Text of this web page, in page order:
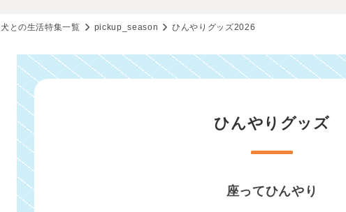
犬との生活特集一覧 pickup_season ひんやりグッズ2026
ひんやりグッズ
座ってひんやり